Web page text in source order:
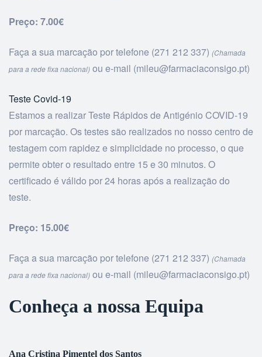
Preço: 7.00€
Faça a sua marcação por telefone (271 212 337) (Chamada
para a rede fixa nacional) ou e-mail (mileu@farmaciaconsigo.pt)
Teste Covid-19
Estamos a realizar Teste Rápidos de Antigénio COVID-19
por marcação. Os testes são realizados no nosso centro de
testagem com rapidez e simplicidade no processo, o que
permite obter o resultado entre 15 e 30 minutos. O
certificado é válido por 24 horas após a realização do
teste.
Preço: 15.00€
Faça a sua marcação por telefone (271 212 337) (Chamada
para a rede fixa nacional) ou e-mail (mileu@farmaciaconsigo.pt)
Conheça a nossa Equipa
Ana Cristina Pimentel dos Santos